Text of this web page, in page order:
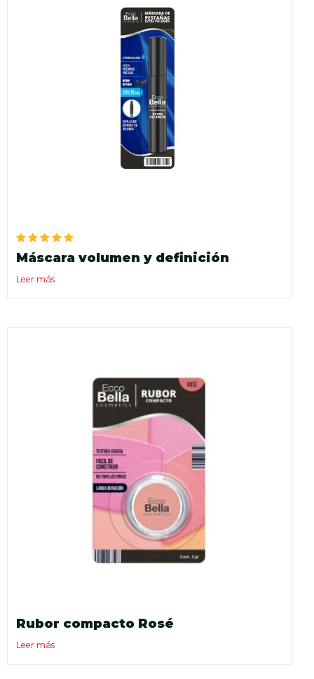
Valorado
en
de 5
Máscara volumen y definición
Leer más
Rubor compacto Rosé
Leer más